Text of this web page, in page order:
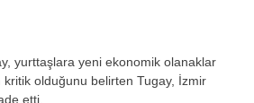
yurttaşlara yeni ekonomik olanaklar
kritik olduğunu belirten Tugay, İzmir
etti.